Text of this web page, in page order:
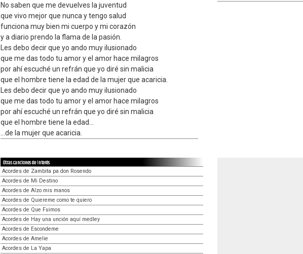
No saben que me devuelves la juventud
que vivo mejor que nunca y tengo salud
funciona muy bien mi cuerpo y mi corazón
y a diario prendo la flama de la pasión.
Les debo decir que yo ando muy ilusionado
que me das todo tu amor y el amor hace milagros
por ahí escuché un refrán que yo diré sin malicia
que el hombre tiene la edad de la mujer que acaricia.
Les debo decir que yo ando muy ilusionado
que me das todo tu amor y el amor hace milagros
por ahí escuché un refrán que yo diré sin malicia
que el hombre tiene la edad...
...de la mujer que acaricia.
Otras canciones de interés
Acordes de Zambita pa don Rosendo
Acordes de Mi Destino
Acordes de Alzo mis manos
Acordes de Quiereme como te quiero
Acordes de Que Fuimos
Acordes de Hay una unción aquí medley
Acordes de Escondeme
Acordes de Amelie
Acordes de La Yapa